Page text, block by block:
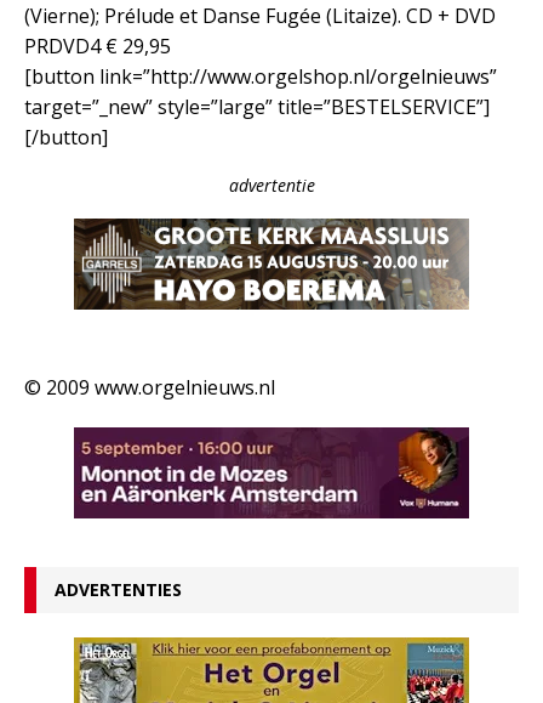
(Vierne); Prélude et Danse Fugée (Litaize). CD + DVD
PRDVD4 € 29,95
[button link=”http://www.orgelshop.nl/orgelnieuws”
target=”_new” style=”large” title=”BESTELSERVICE”]
[/button]
advertentie
© 2009 www.orgelnieuws.nl
ADVERTENTIES